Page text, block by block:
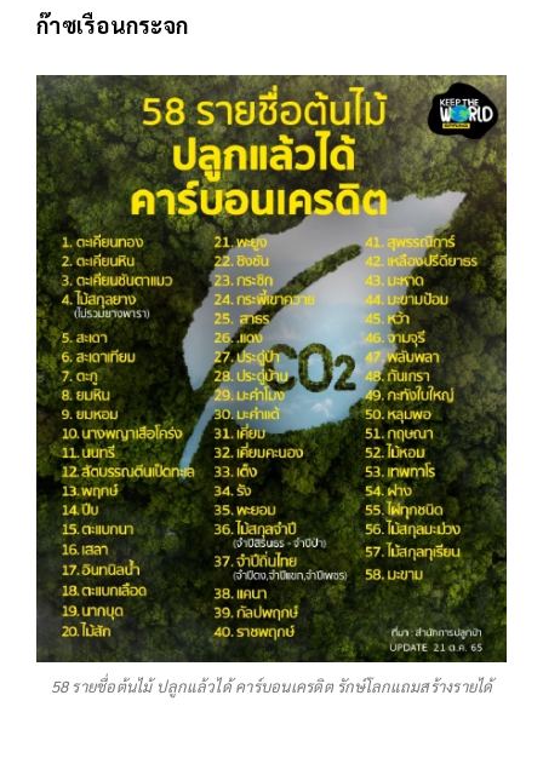
ก๊าซเรือนกระจก
58 รายชื่อต้นไม้ ปลูกแล้วได้ คาร์บอนเครดิต รักษ์โลกแถมสร้างรายได้